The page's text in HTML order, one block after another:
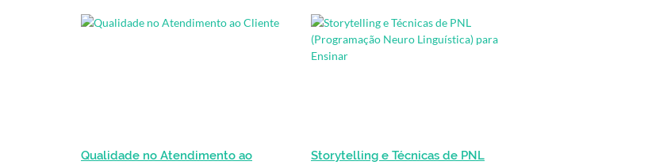
Qualidade no Atendimento ao
Storytelling e Técnicas de PNL